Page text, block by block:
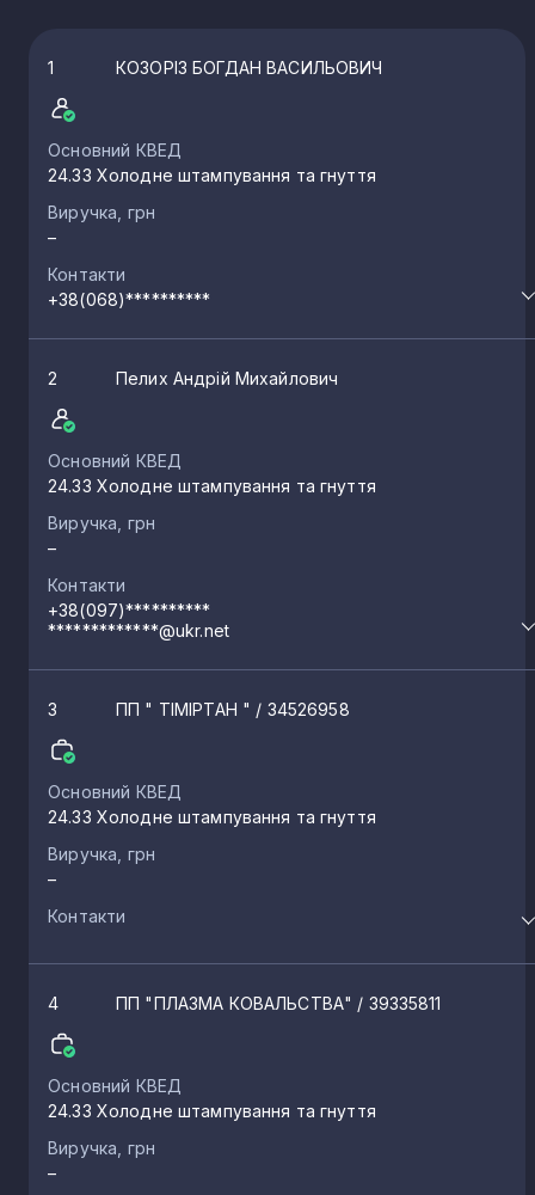
1 КОЗОРІЗ БОГДАН ВАСИЛЬОВИЧ
Основний КВЕД
24.33 Холодне штампування та гнуття
Виручка, грн
–
Контакти
+38(068)**********
2 Пелих Андрій Михайлович
Основний КВЕД
24.33 Холодне штампування та гнуття
Виручка, грн
–
Контакти
+38(097)**********
*************@ukr.net
3 ПП " ТІМІРТАН " / 34526958
Основний КВЕД
24.33 Холодне штампування та гнуття
Виручка, грн
–
Контакти
4 ПП "ПЛАЗМА КОВАЛЬСТВА" / 39335811
Основний КВЕД
24.33 Холодне штампування та гнуття
Виручка, грн
–